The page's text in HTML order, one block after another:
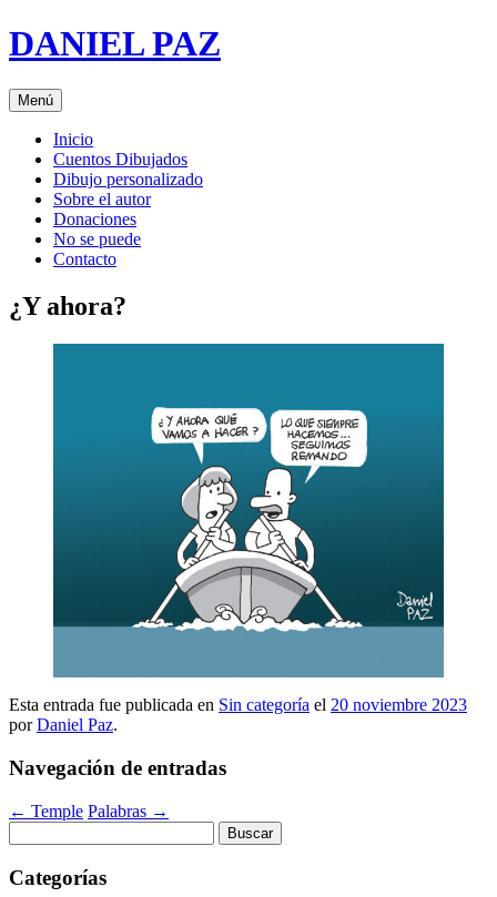
Saltar
al
DANIEL PAZ
Menú
Inicio
Cuentos Dibujados
Dibujo personalizado
Sobre el autor
Donaciones
No se puede
Contacto
¿Y ahora?
Esta entrada fue publicada en Sin categoría el 20 noviembre 2023
porDaniel Paz.
Navegación de entradas
← Temple Palabras →
Categorías